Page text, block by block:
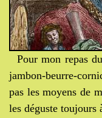
Pour mon repas
jambon-beurre-
pas les moyens de
les déguste toujours